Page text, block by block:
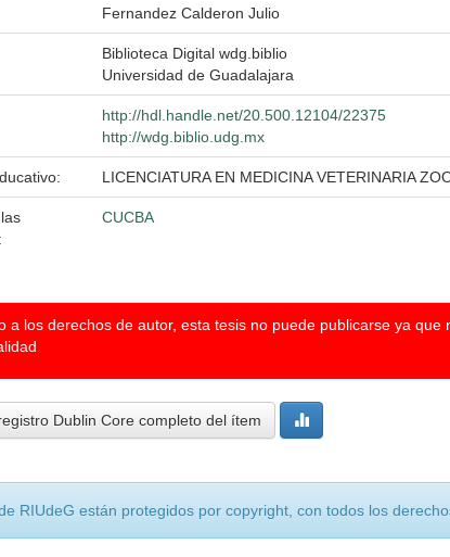
Fernandez Calderon Julio
Biblioteca Digital wdg.biblio
Universidad de Guadalajara
http://hdl.handle.net/20.500.12104/22375
http://wdg.biblio.udg.mx
LICENCIATURA EN MEDICINA VETERINARIA
CUCBA
a los derechos de autor, esta tesis no puede publicarse ya
Dublin Core completo del ítem
RIUdeG están protegidos por copyright, con todos los